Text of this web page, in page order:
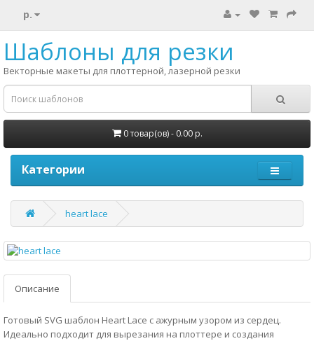
р.
Шаблоны для резки
Векторные макеты для плоттерной, лазерной резки
0 товар(ов) - 0.00 р.
Категории
heart lace
Описание
Готовый SVG шаблон Heart Lace с ажурным узором из сердец.
Идеально подходит для вырезания на плоттере и создания